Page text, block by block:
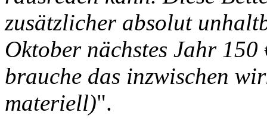
zusätzlicher absolut
Oktober nächstes Jahr
brauche das inzwischen
materiell)".